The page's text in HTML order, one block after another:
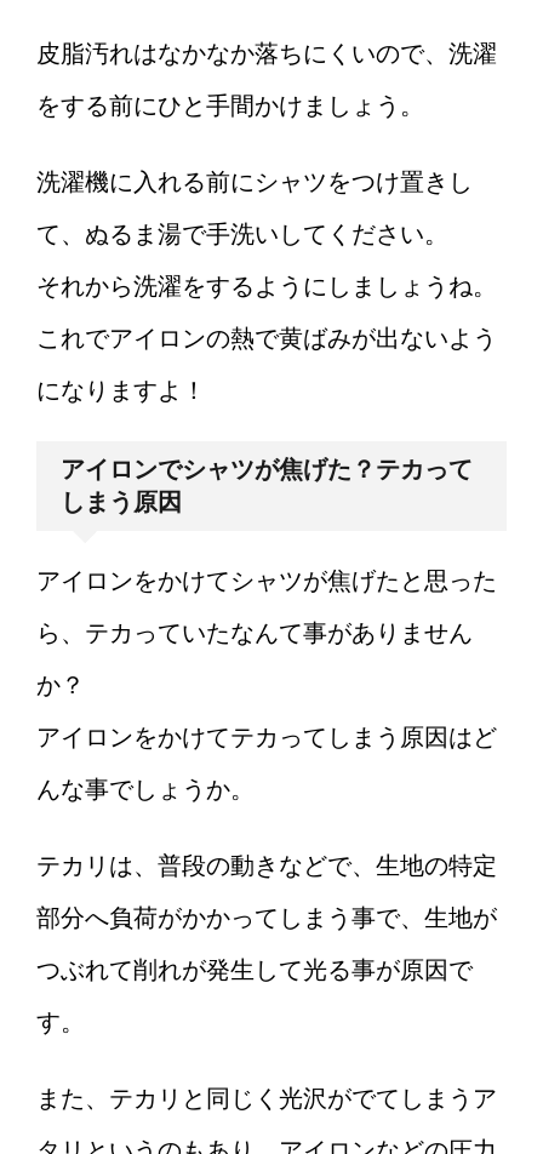
皮脂汚れはなかなか落ちにくいので、洗濯
をする前にひと手間かけましょう。
洗濯機に入れる前にシャツをつけ置きし
て、ぬるま湯で手洗いしてください。
それから洗濯をするようにしましょうね。
これでアイロンの熱で黄ばみが出ないよう
になりますよ！
アイロンでシャツが焦げた？テカって
しまう原因
アイロンをかけてシャツが焦げたと思った
ら、テカっていたなんて事がありません
か？
アイロンをかけてテカってしまう原因はど
んな事でしょうか。
テカリは、普段の動きなどで、生地の特定
部分へ負荷がかかってしまう事で、生地が
つぶれて削れが発生して光る事が原因で
す。
また、テカリと同じく光沢がでてしまうア